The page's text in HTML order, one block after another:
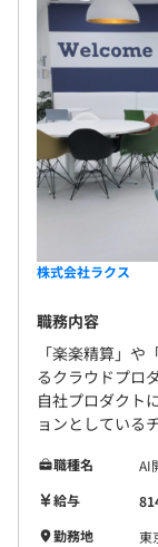
株式会社ラクス
職務内容
「楽楽精算」
るクラウドプロ
自社プロダクト
ョンとしている
職種名
AI
給与
勤務地
東